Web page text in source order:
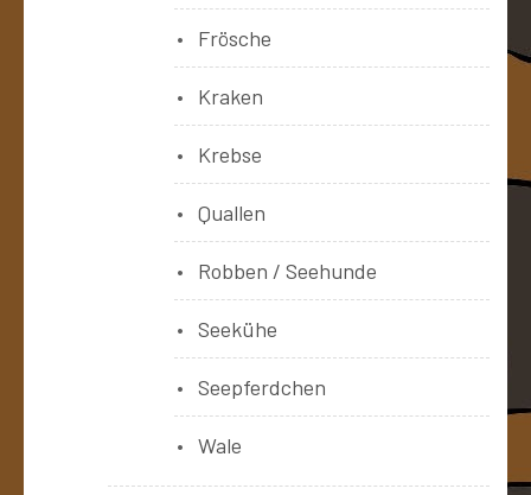
Frösche
Kraken
Krebse
Quallen
Robben / Seehunde
Seekühe
Seepferdchen
Wale